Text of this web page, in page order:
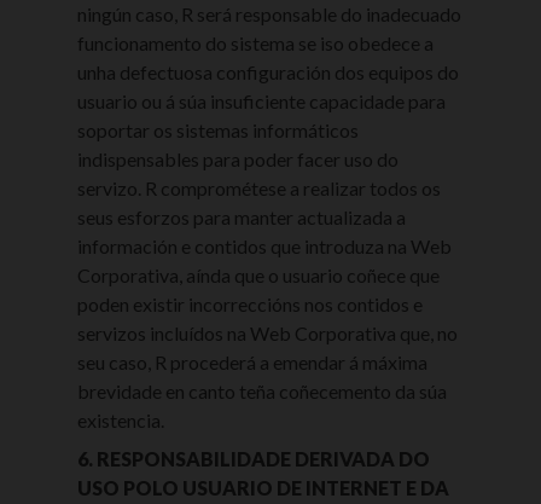
ningún caso, R será responsable do inadecuado
funcionamento do sistema se iso obedece a
unha defectuosa configuración dos equipos do
usuario ou á súa insuficiente capacidade para
soportar os sistemas informáticos
indispensables para poder facer uso do
servizo. R comprométese a realizar todos os
seus esforzos para manter actualizada a
información e contidos que introduza na Web
Corporativa, aínda que o usuario coñece que
poden existir incorreccións nos contidos e
servizos incluídos na Web Corporativa que, no
seu caso, R procederá a emendar á máxima
brevidade en canto teña coñecemento da súa
existencia.
6. RESPONSABILIDADE DERIVADA DO
USO POLO USUARIO DE INTERNET E DA